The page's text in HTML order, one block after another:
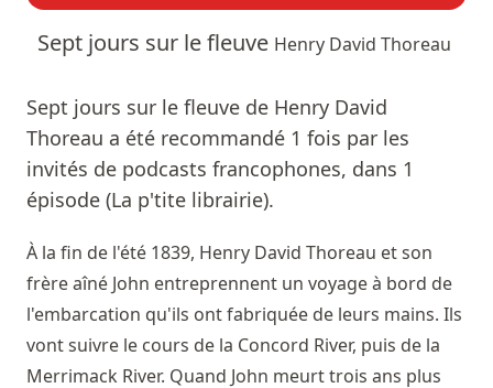
Sept jours sur le fleuve Henry David Thoreau
Sept jours sur le fleuve de Henry David
Thoreau a été recommandé 1 fois par les
invités de podcasts francophones, dans 1
épisode (La p'tite librairie).
À la fin de l'été 1839, Henry David Thoreau et son
frère aîné John entreprennent un voyage à bord de
l'embarcation qu'ils ont fabriquée de leurs mains. Ils
vont suivre le cours de la Concord River, puis de la
Merrimack River. Quand John meurt trois ans plus